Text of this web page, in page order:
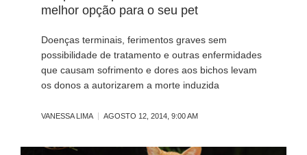
melhor opção para o seu pet
Doenças terminais, ferimentos graves sem
possibilidade de tratamento e outras enfermidades
que causam sofrimento e dores aos bichos levam
os donos a autorizarem a morte induzida
VANESSA LIMA AGOSTO 12, 2014, 9:00 AM